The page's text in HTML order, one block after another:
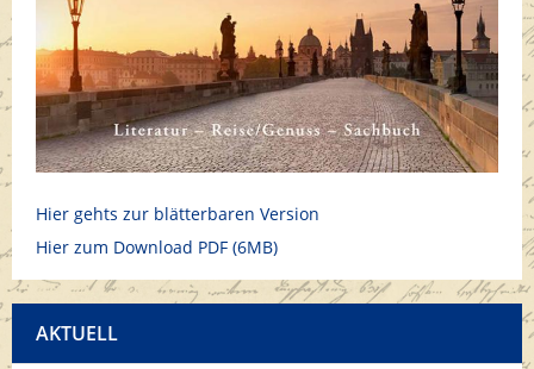
Hier gehts zur blätterbaren Version
Hier zum Download PDF (6MB)
AKTUELL